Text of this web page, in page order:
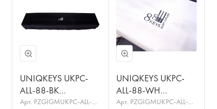
UNIQKEYS UKPC-
ALL-88-BK
Бархатная накидка
Арт. PZGIGMUKPC-ALL-
UNIQKEYS UKPC-
ALL-88-WH
Бархатная накидка
Арт. PZGIGMUKPC-ALL-